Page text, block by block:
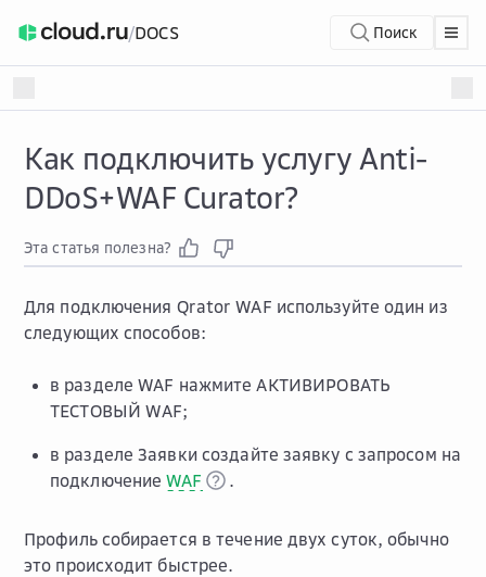
/DOCS Поиск
Как подключить услугу Anti-
DDoS+WAF Curator?
Эта статья полезна?
Для подключения Qrator WAF используйте один из
следующих способов:
в разделе WAF нажмитеАКТИВИРОВАТЬ
ТЕСТОВЫЙ WAF;
в разделе Заявкисоздайте заявку с запросом на
подключениеWAF .
Профиль собирается в течение двух суток, обычно
это происходит быстрее.